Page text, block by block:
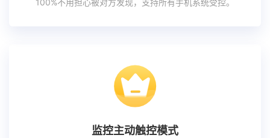
100%不用担心被对方发现，支持所有手机系统受控。
监控主动触控模式